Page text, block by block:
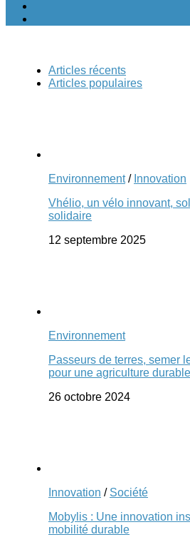
Articles récents
Articles populaires
Environnement/ Innovation
Vhélio, un vélo innovant,
solidaire
12 septembre 2025
Environnement
Passeurs de terres, semer
pour une agriculture durable
26 octobre 2024
Innovation / Société
Mobylis : Une innovation
mobilité durable